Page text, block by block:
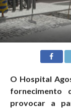
O Hospital
fornecimento
provocar a